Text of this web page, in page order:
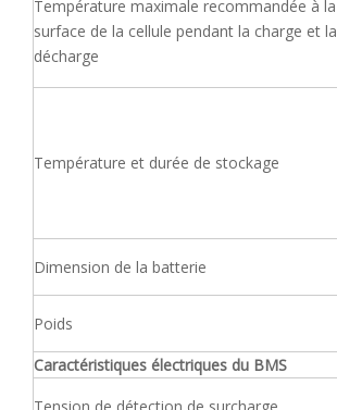
Température maximale recommandée à la
surface de la cellule pendant la charge et la
décharge
Température et durée de stockage
Dimension de la batterie
Poids
Caractéristiques électriques du BMS